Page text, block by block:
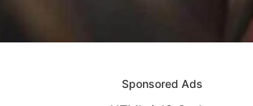
Sponsored Ads